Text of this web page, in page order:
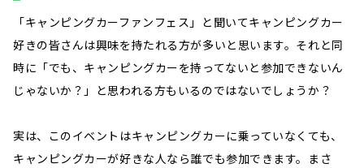
「キャンピングカーファンフェス」と聞いてキャンピングカー
好きの皆さんは興味を持たれる方が多いと思います。それと同
時に「でも、キャンピングカーを持ってないと参加できないん
じゃないか？」と思われる方もいるのではないでしょうか？
実は、このイベントはキャンピングカーに乗っていなくても、
キャンピングカーが好きな人なら誰でも参加できます。まさ